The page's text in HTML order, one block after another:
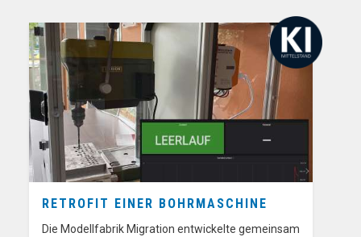
RETROFIT EINER BOHRMASCHINE
Die Modellfabrik Migration entwickelte gemeinsam